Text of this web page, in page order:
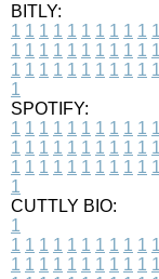
BITLY:
1 1 1 1 1 1 1 1 1 1 1
1 1 1 1 1 1 1 1 1 1 1
1 1 1 1 1 1 1 1 1 1 1
1
SPOTIFY:
1 1 1 1 1 1 1 1 1 1 1
1 1 1 1 1 1 1 1 1 1 1
1 1 1 1 1 1 1 1 1 1 1
1
CUTTLY BIO:
1
1 1 1 1 1 1 1 1 1 1 1
1 1 1 1 1 1 1 1 1 1 1